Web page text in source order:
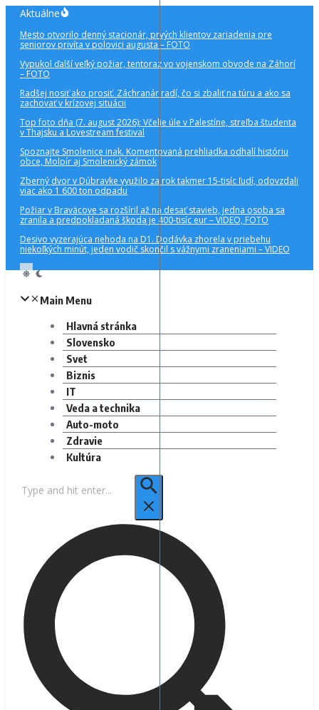
Preskočiť
obsah
Aktuálne
Mesto otvorilo denný stacionár, prvých klientov zariadenia pre
seniorov privíta v polovici augusta – FOTO
Vypukol ďalší veľký požiar, tentoraz vo vojenskom obvode na Záhorí
– FOTO
Radšej nosiť ako prosiť. Záchranár radí, čo si zbaliť na túru a ako sa
zachovať v krízovej situácii
Top foto dňa (7. august 2026): Včelie úle v Palestíne, streľba študenta
v Thajsku a Lovestream festival
Spoznajte Smolenice inak. Komentovaná prehliadka odhalí históriu
obce, Molpír aj Smolenický zámok
Zberný dvor v Dúbravke využilo za rok takmer 15-tisíc ľudí, odovzdali
viac ako 1 600 ton odpadu
Požiar v Braväcove sa rozšíril až na desať stavieb, jedna osoba sa
zranila a predpokladaná škoda je 400-tisíc eur – VIDEO, FOTO
Desivo vyzerajúca nehoda na D1. Dodávka zhorela v priebehu
niekoľkých minút, jeden vodič skončil s vážnymi zraneniami – VIDEO
Main Menu
Hlavná stránka
Slovensko
Svet
Biznis
IT
Veda a technika
Auto-moto
Zdravie
Kultúra